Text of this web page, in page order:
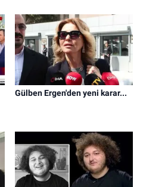
Gülben Ergen'den yeni karar...